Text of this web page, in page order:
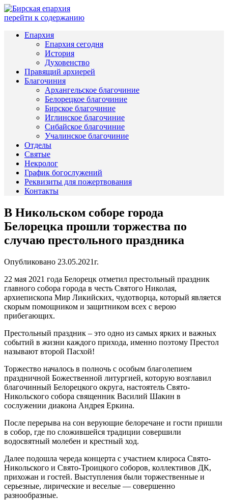
перейти к содержанию
Епархия
Епархия сегодня
История
Духовенство
Правящий архиерей
Благочиния
Архангельское благочиние
Белорецкое благочиние
Бирское благочиние
Иглинское благочиние
Сибайское благочиние
Учалинское благочиние
Отделы
Святые
Некролог
График богослужений
Реквизиты для пожертвования
Контакты
В Никольском соборе города
Белорецка прошли торжества по
случаю престольного праздника
Опубликовано 23.05.2021г.
22 мая 2021 года Белорецк отметил престольный праздник
главного собора города в честь Святого Николая,
архиепископа Мир Ликийских, чудотворца, который является
скорым помощником и защитником всех с верою
прибегающих.
Престольный праздник – это одно из самых ярких и важных
событий в жизни каждого прихода, именно поэтому Престол
называют второй Пасхой!
Торжество началось в полночь с особым благолепием
праздничной Божественной литургией, которую возглавил
благочинный Белорецкого округа, настоятель Свято-
Никольского собора священник Василий Шакин в
сослужении диакона Андрея Еркина.
После перерыва на сон верующие белоречане и гости пришли
в собор, где по сложившейся традиции совершили
водосвятный молебен и крестный ход.
Далее подошла череда концерта с участием клироса Свято-
Никольского и Свято-Троицкого соборов, коллективов ДК,
прихожан и гостей. Выступления были торжественные и
серьезные, лирические и веселые — совершенно
разнообразные.